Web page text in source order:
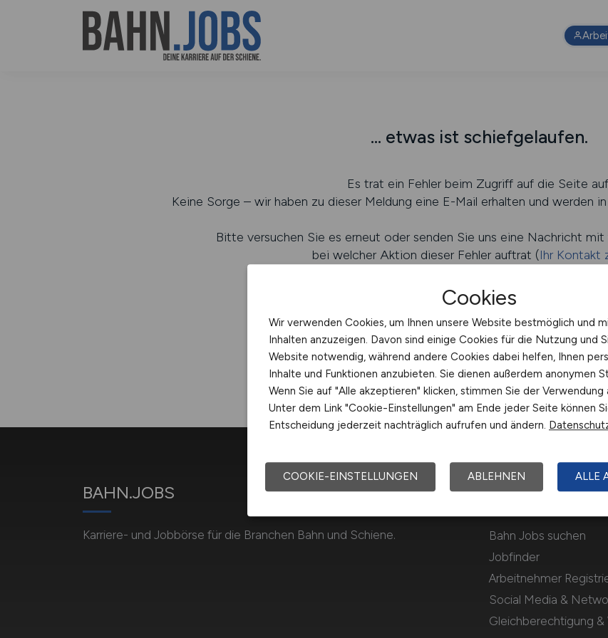
... etwas ist schiefgelaufen.
Es trat ein Fehler beim Zugriff auf die Seite
Keine Sorge – wir haben zu dieser Meldung eine E-Mail erhalten und werden
Bitte versuchen Sie es erneut oder senden Sie uns eine Nachricht
bei welcher Aktion dieser Fehler auftrat (Ihr Kontakt
BAHN.JOBS
Karriere- und Jobbörse für die Branchen Bahn und Schiene.
Für
Bahn Jobs suchen
Jobfinder
Arbeitnehmer
Social Media &
Gleichberechtigung &
Cookies
Wir verwenden Cookies, um Ihnen unsere Website bestmöglich und
Inhalten anzuzeigen. Davon sind einige Cookies für die Nutzung und
Website notwendig, während andere Cookies dabei helfen, Ihnen
Inhalte und Funktionen anzubieten. Sie dienen außerdem anonymen
Wenn Sie auf "Alle akzeptieren" klicken, stimmen Sie der Verwendung
Unter dem Link "Cookie-Einstellungen" am Ende jeder Seite können
Entscheidung jederzeit nachträglich aufrufen und ändern.
COOKIE-EINSTELLUNGEN ABLEHNEN ALLE